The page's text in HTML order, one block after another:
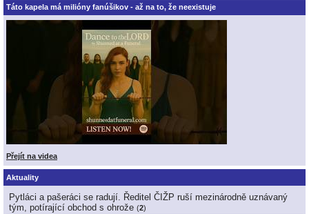
Táto kapela má milióny fanúšikov - až na to, že neexistuje
Přejít na videa
Aktuality
Pytláci a pašeráci se radují. Ředitel ČIŽP ruší mezinárodně uznávaný
tým, potírající obchod s ohrože (2)